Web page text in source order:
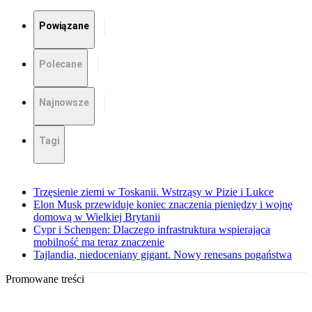
Powiązane
Polecane
Najnowsze
Tagi
Trzęsienie ziemi w Toskanii. Wstrząsy w Pizie i Lukce
Elon Musk przewiduje koniec znaczenia pieniędzy i wojnę
domową w Wielkiej Brytanii
Cypr i Schengen: Dlaczego infrastruktura wspierająca
mobilność ma teraz znaczenie
Tajlandia, niedoceniany gigant. Nowy renesans pogaństwa
Promowane treści